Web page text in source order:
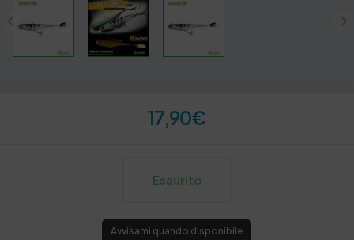
17,90€
Esaurito
Avvisami quando disponibile